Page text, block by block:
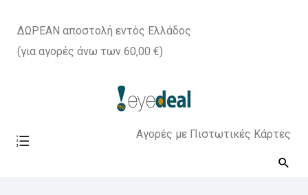
ΔΩΡΕΑΝ αποστολή εντός Ελλάδος
(για αγορές άνω των 60,00 €)
Αγορές με Πιστωτικές Κάρτες